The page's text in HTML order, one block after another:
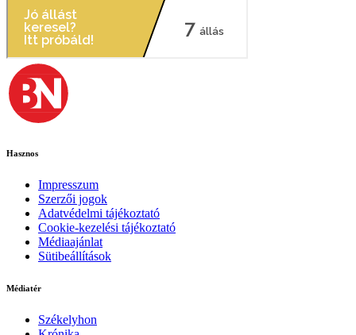
Hasznos
Impresszum
Szerzői jogok
Adatvédelmi tájékoztató
Cookie-kezelési tájékoztató
Médiaajánlat
Sütibeállítások
Médiatér
Székelyhon